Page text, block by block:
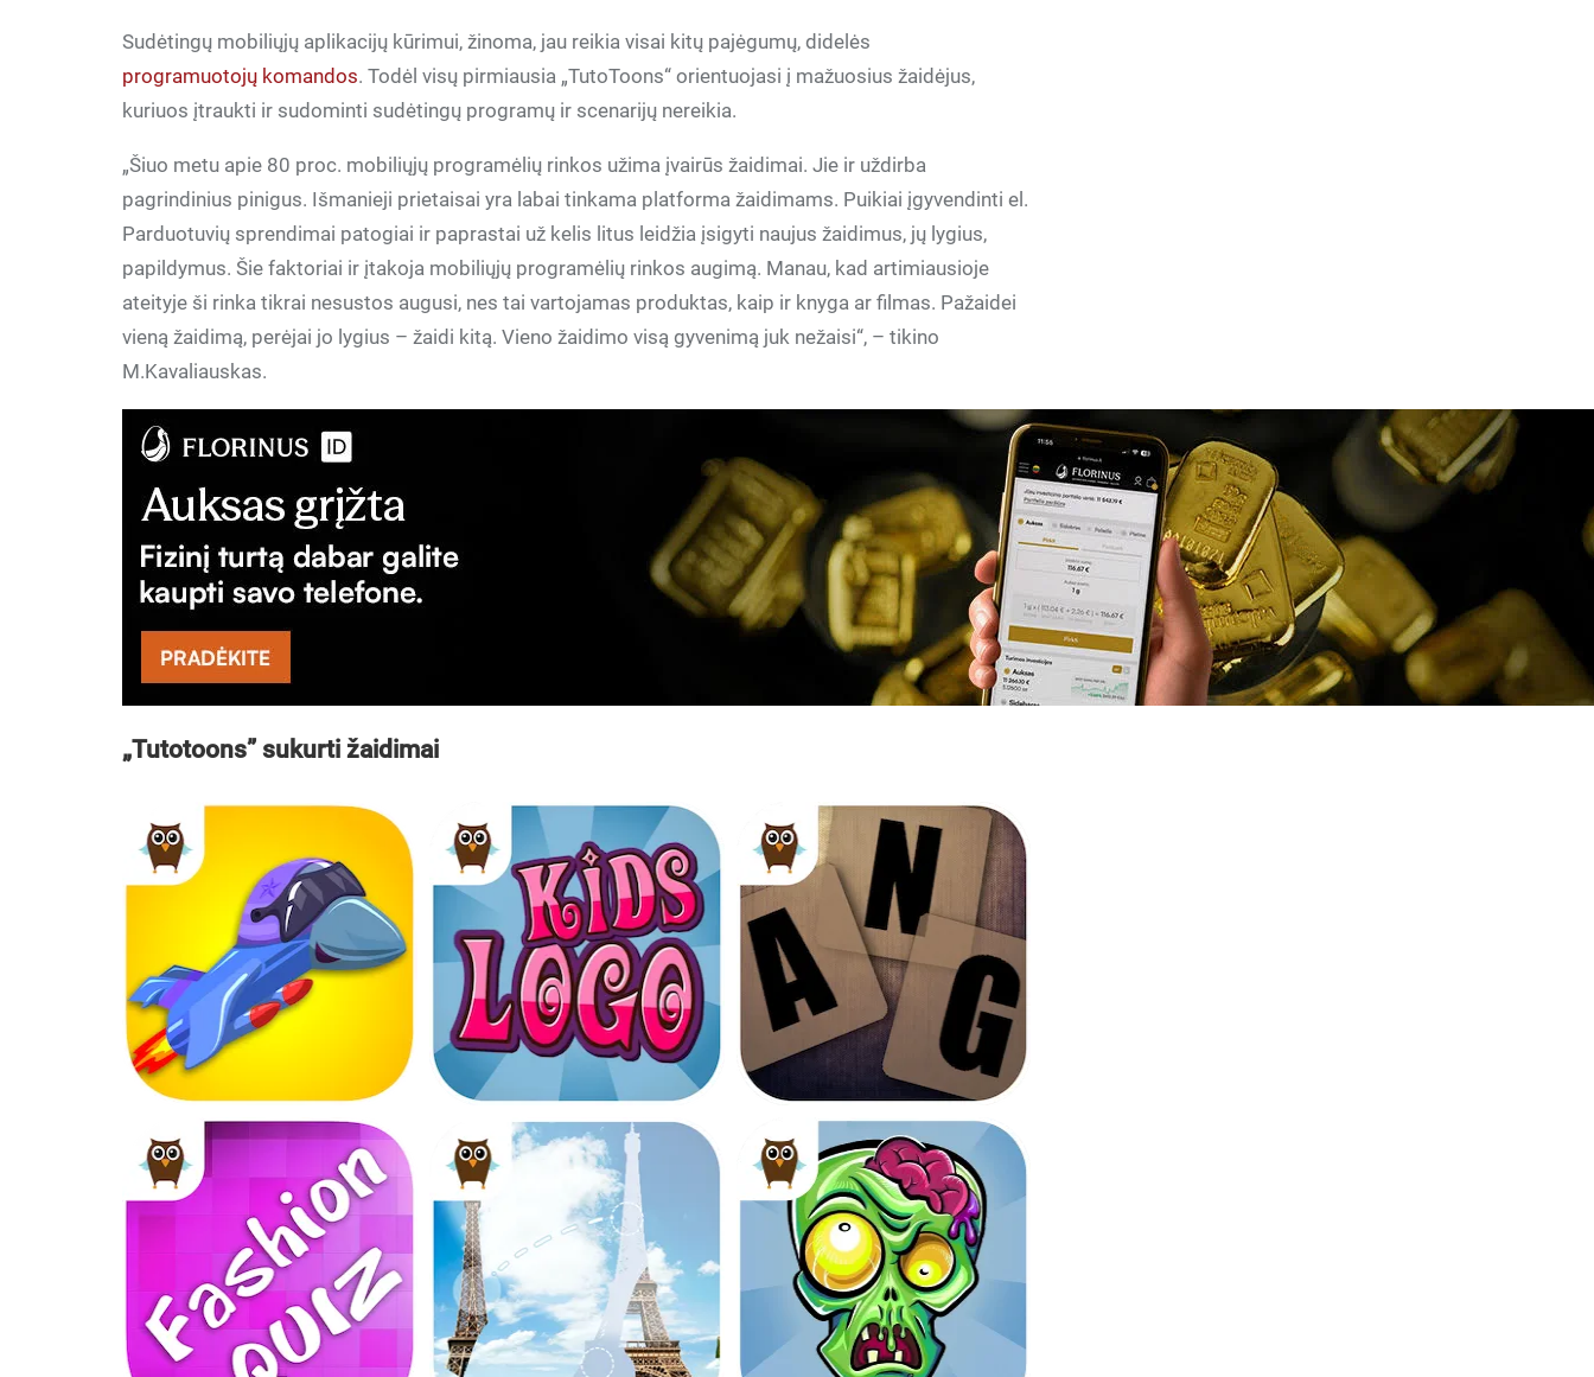
Sudėtingų mobiliųjų aplikacijų kūrimui, žinoma, jau reikia visai kitų pajėgumų, didelės
programuotojų komandos. Todėl visų pirmiausia „TutoToons“ orientuojasi į mažuosius žaidėjus,
kuriuos įtraukti ir sudominti sudėtingų programų ir scenarijų nereikia.
„Šiuo metu apie 80 proc. mobiliųjų programėlių rinkos užima įvairūs žaidimai. Jie ir uždirba
pagrindinius pinigus. Išmanieji prietaisai yra labai tinkama platforma žaidimams. Puikiai įgyvendinti el.
Parduotuvių sprendimai patogiai ir paprastai už kelis litus leidžia įsigyti naujus žaidimus, jų lygius,
papildymus. Šie faktoriai ir įtakoja mobiliųjų programėlių rinkos augimą. Manau, kad artimiausioje
ateityje ši rinka tikrai nesustos augusi, nes tai vartojamas produktas, kaip ir knyga ar filmas. Pažaidei
vieną žaidimą, perėjai jo lygius – žaidi kitą. Vieno žaidimo visą gyvenimą juk nežaisi“, – tikino
M.Kavaliauskas.
„Tutotoons” sukurti žaidimai